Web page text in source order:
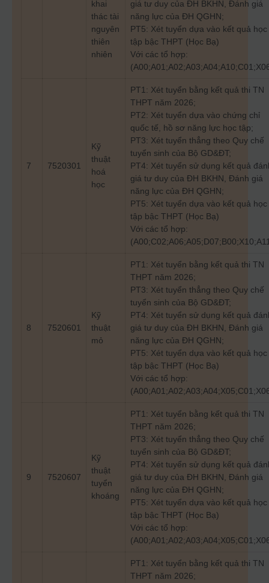
khai
thác tài
nguyên
thiên
nhiên
giá tư duy của ĐH BKHN, Đánh giá
năng lực của ĐH QGHN;
PT5: Xét tuyển dựa vào kết quả học
tập bậc THPT (Học Bạ)
Với các tổ hợp:
7 7520301
Kỹ
thuật
hoá
học
PT1: Xét tuyển bằng kết quả thi TN
THPT năm 2026;
PT2: Xét tuyển dựa vào chứng chỉ
quốc tế, hồ sơ năng lực học tập;
PT3: Xét tuyển thẳng theo Quy chế
tuyển sinh của Bộ GD&ĐT;
PT4: Xét tuyển sử dụng kết quả
giá tư duy của ĐH BKHN, Đánh giá
năng lực của ĐH QGHN;
PT5: Xét tuyển dựa vào kết quả học
tập bậc THPT (Học Bạ)
Với các tổ hợp:
8 7520601
Kỹ
thuật
mỏ
PT1: Xét tuyển bằng kết quả thi TN
THPT năm 2026;
PT3: Xét tuyển thẳng theo Quy chế
tuyển sinh của Bộ GD&ĐT;
PT4: Xét tuyển sử dụng kết quả
giá tư duy của ĐH BKHN, Đánh giá
năng lực của ĐH QGHN;
PT5: Xét tuyển dựa vào kết quả học
tập bậc THPT (Học Bạ)
Với các tổ hợp:
9 7520607
Kỹ
thuật
tuyển
khoáng
PT1: Xét tuyển bằng kết quả thi TN
THPT năm 2026;
PT3: Xét tuyển thẳng theo Quy chế
tuyển sinh của Bộ GD&ĐT;
PT4: Xét tuyển sử dụng kết quả
giá tư duy của ĐH BKHN, Đánh giá
năng lực của ĐH QGHN;
PT5: Xét tuyển dựa vào kết quả học
tập bậc THPT (Học Bạ)
Với các tổ hợp:
PT1: Xét tuyển bằng kết quả thi TN
THPT năm 2026;